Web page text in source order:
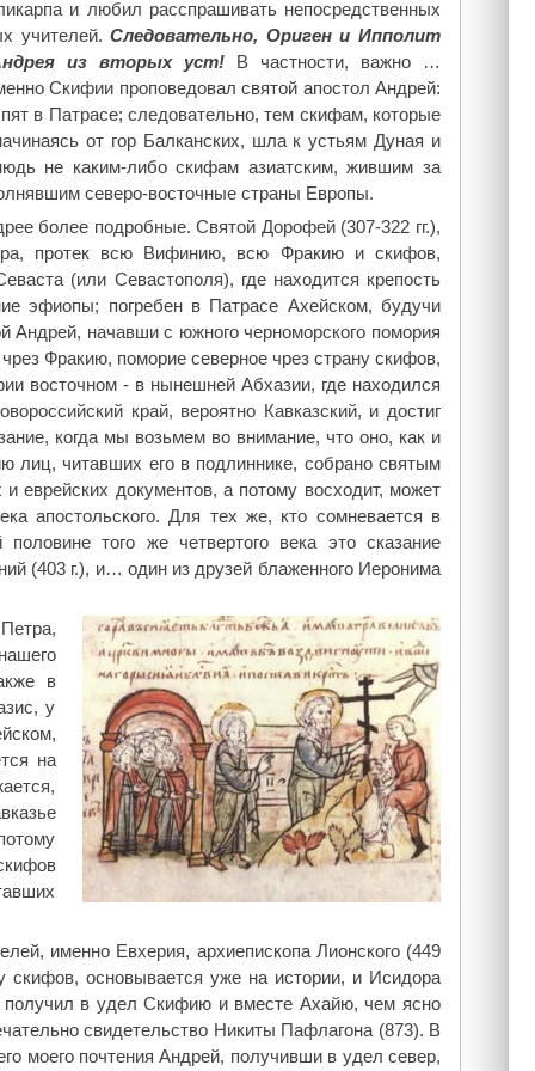
и любил расспрашивать непосредственных
учителей.Следовательно, Ориген и Ипполит
из вторых уст! В частности, важно …
Скифии проповедовал святой апостол Андрей:
в Патрасе; следовательно, тем скифам, которые
от гор Балканских, шла к устьям Дуная и
не каким-либо скифам азиатским, жившим за
северо-восточные страны Европы.
более подробные. Святой Дорофей (307-322 гг.),
протек всю Вифинию, всю Фракию и скифов,
(или Севастополя), где находится крепость
эфиопы; погребен в Патрасе Ахейском, будучи
Андрей, начавши с южного черноморского помория
Фракию, поморие северное чрез страну скифов,
восточном - в нынешней Абхазии, где находился
край, вероятно Кавказский, и достиг
когда мы возьмем во внимание, что оно, как и
лиц, читавших его в подлиннике, собрано святым
еврейских документов, а потому восходит, может
апостольского. Для тех же, кто сомневается в
того же четвертого века это сказание
(403 г.), и… один из друзей блаженного Иеронима
в
у
на
именно Евхерия, архиепископа Лионского (449
скифов, основывается уже на истории, и Исидора
получил в удел Скифию и вместе Ахайю, чем ясно
свидетельство Никиты Пафлагона (873). В
моего почтения Андрей, получивши в удел север,